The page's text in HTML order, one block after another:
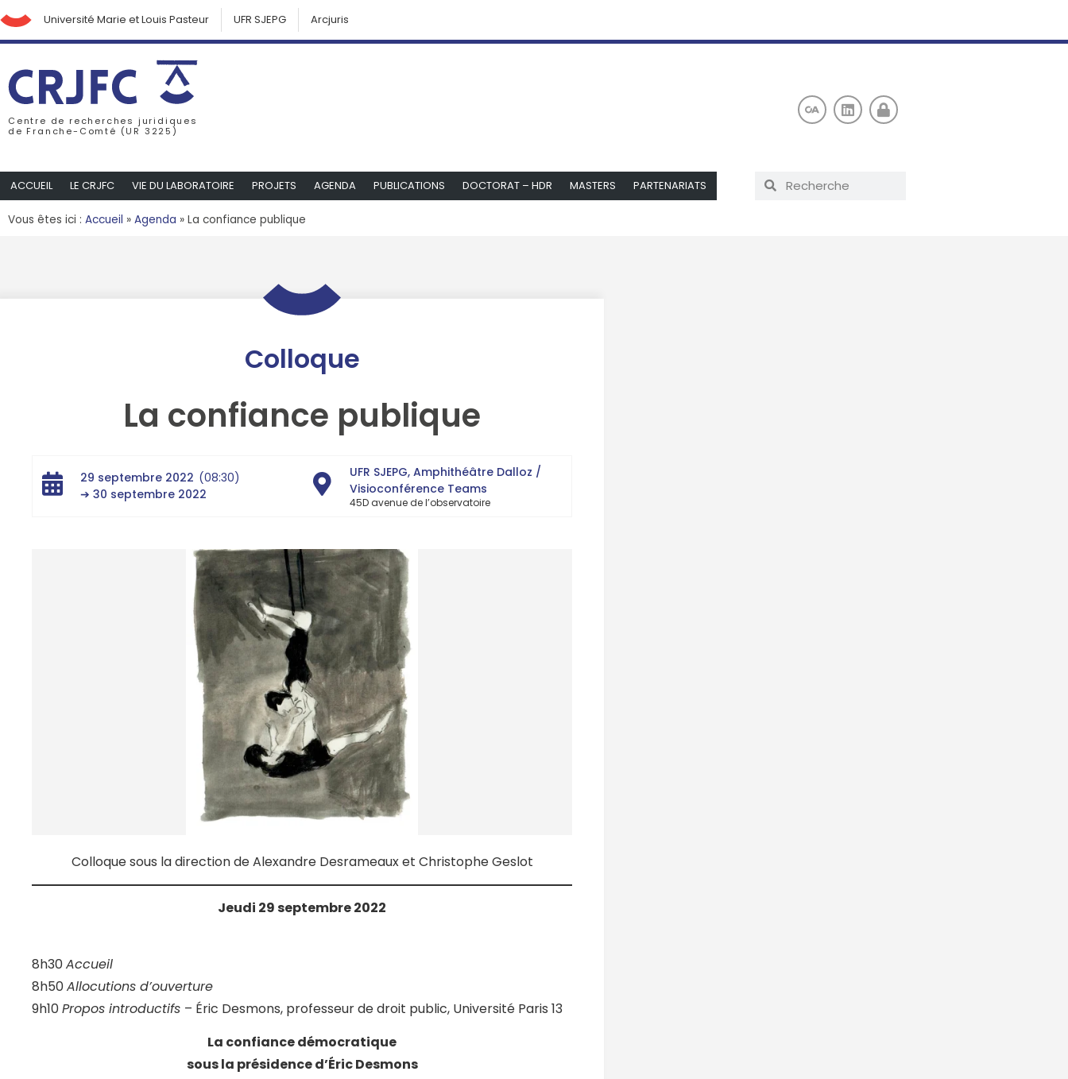
Université Marie et Louis Pasteur UFR SJEPG Arcjuris
Centre de recherches juridiques
de Franche-Comté (UR 3225)
ACCUEIL LE CRJFC VIE DU LABORATOIRE PROJETS AGENDA PUBLICATIONS DOCTORAT – HDR MASTERS PARTENARIATS
Vous êtes ici : Accueil » Agenda » La confiance publique
Colloque
La confiance publique
29 septembre 2022 (08:30)
➔ 30 septembre 2022
UFR SJEPG, Amphithéâtre Dalloz /
Visioconférence Teams
45D avenue de l’observatoire
Colloque sous la direction de Alexandre Desrameaux et Christophe Geslot
Jeudi 29 septembre 2022
8h30Accueil
8h50Allocutions d’ouverture
9h10Propos introductifs – Éric Desmons, professeur de droit public, Université Paris 13
La confiance démocratique
sous la présidence d’Éric Desmons